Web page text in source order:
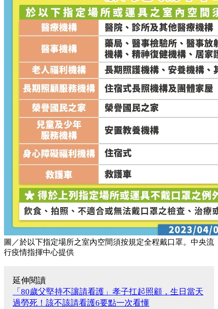
圖／於以下指定場所之室內空間須按規定全程戴口罩。中央流
行疫情指揮中心提供
延伸閱讀
「80歲父堅持不讓請看護」孝子扛起照顧，生日當天
過勞死！該不該請看護6要點一次看懂